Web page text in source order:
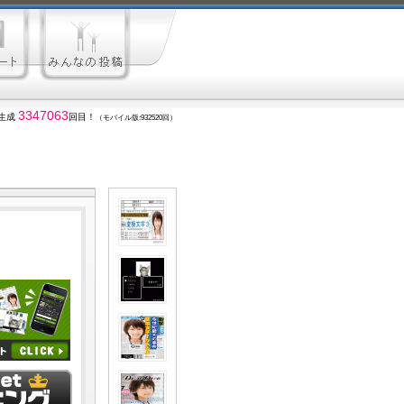
成 3347063 回目！ （モバイル版:932520回）